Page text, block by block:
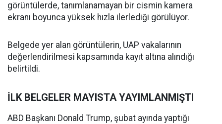
görüntülerde, tanımlanamayan bir cismin kamera
ekranı boyunca yüksek hızla ilerlediği görülüyor.
Belgede yer alan görüntülerin, UAP vakalarının
değerlendirilmesi kapsamında kayıt altına alındığı
belirtildi.
İLK BELGELER MAYISTA YAYIMLANMIŞTI
ABD Başkanı Donald Trump, şubat ayında yaptığı